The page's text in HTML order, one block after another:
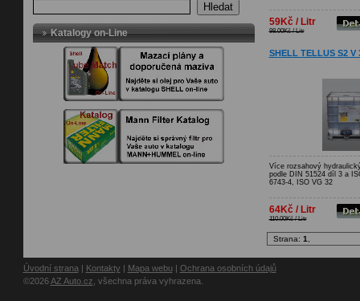
59Kč / Litr
98.00Kč / Litr
SHELL TELLUS S2 V
Více rozsahový
podle DIN 51524 díl 3 a
6743-4, ISO VG 32
64Kč / Litr
110.00Kč / Litr
Strana: 1
Hledat
Katalogy on-Line
Úvodní strana | Kontakty | Mapa webu| Ochrana osobních údajů
©2026AZ Auto.cz , všechna práva vyhrazena.